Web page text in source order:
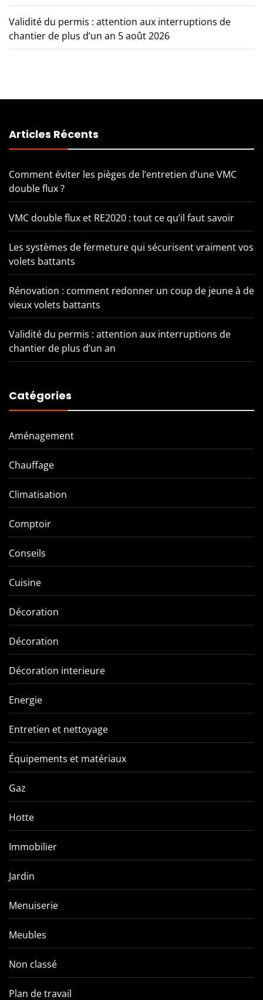
Validité du permis : attention aux interruptions de
chantier de plus d’un an 5 août 2026
Articles Récents
Comment éviter les pièges de l’entretien d’une VMC
double flux ?
VMC double flux et RE2020 : tout ce qu’il faut savoir
Les systèmes de fermeture qui sécurisent vraiment vos
volets battants
Rénovation : comment redonner un coup de jeune à de
vieux volets battants
Validité du permis : attention aux interruptions de
chantier de plus d’un an
Catégories
Aménagement
Chauffage
Climatisation
Comptoir
Conseils
Cuisine
Décoration
Décoration
Décoration interieure
Energie
Entretien et nettoyage
Équipements et matériaux
Gaz
Hotte
Immobilier
Jardin
Menuiserie
Meubles
Non classé
Plan de travail